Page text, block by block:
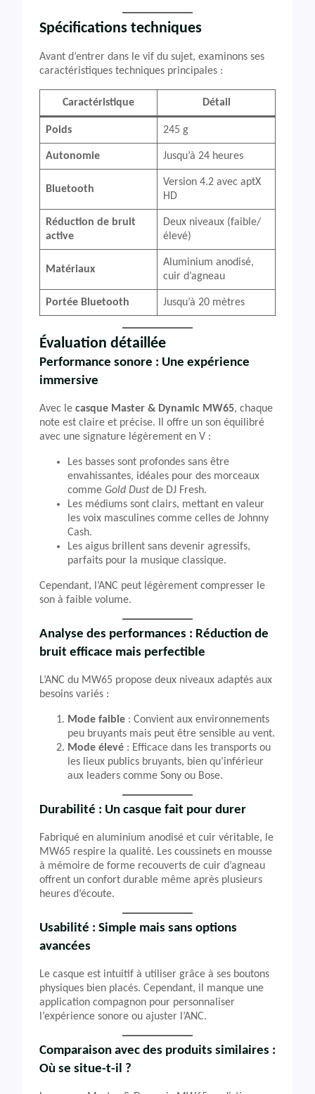
Spécifications techniques
Avant d’entrer dans le vif du sujet, examinons ses
caractéristiques techniques principales :
Caractéristique Détail
Poids 245 g
Autonomie Jusqu’à 24 heures
Bluetooth
Version 4.2 avec aptX
HD
Réduction de bruit
active
Deux niveaux (faible/
élevé)
Matériaux
Aluminium anodisé,
cuir d’agneau
Portée Bluetooth Jusqu’à 20 mètres
Évaluation détaillée
Performance sonore : Une expérience
immersive
Avec le casque Master & Dynamic MW65, chaque
note est claire et précise. Il offre un son équilibré
avec une signature légèrement en V :
Les basses sont profondes sans être
envahissantes, idéales pour des morceaux
comme Gold Dustde DJ Fresh.
Les médiums sont clairs, mettant en valeur
les voix masculines comme celles de Johnny
Cash.
Les aigus brillent sans devenir agressifs,
parfaits pour la musique classique.
Cependant, l’ANC peut légèrement compresser le
son à faible volume.
Analyse des performances : Réduction de
bruit efficace mais perfectible
L’ANC du MW65 propose deux niveaux adaptés aux
besoins variés :
Mode faible : Convient aux environnements
peu bruyants mais peut être sensible au vent.
Mode élevé : Efficace dans les transports ou
les lieux publics bruyants, bien qu’inférieur
aux leaders comme Sony ou Bose.
Durabilité : Un casque fait pour durer
Fabriqué en aluminium anodisé et cuir véritable, le
MW65 respire la qualité. Les coussinets en mousse
à mémoire de forme recouverts de cuir d’agneau
offrent un confort durable même après plusieurs
heures d’écoute.
Usabilité : Simple mais sans options
avancées
Le casque est intuitif à utiliser grâce à ses boutons
physiques bien placés. Cependant, il manque une
application compagnon pour personnaliser
l’expérience sonore ou ajuster l’ANC.
Comparaison avec des produits similaires :
Où se situe-t-il ?